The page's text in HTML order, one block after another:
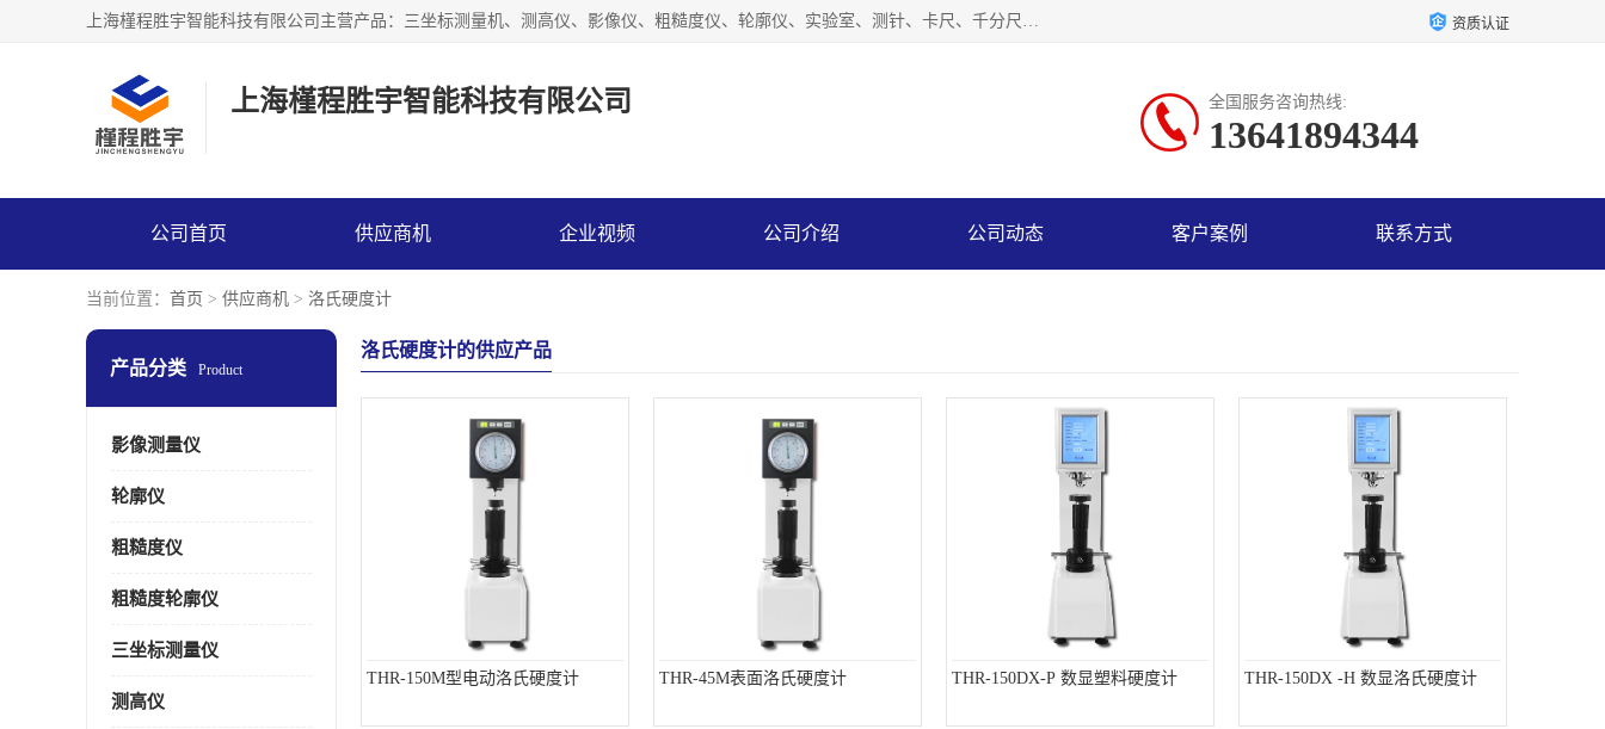
上海槿程胜宇智能科技有限公司主营产品：三坐标测量机、测高仪、影像仪、粗糙度仪、轮廓仪、实验室、测针、卡尺、千分尺、硬度计、三坐标夹具、量规、螺纹规、大理石平台、杠杆表。 资质认证
上海槿程胜宇智能科技有限公司 全国服务咨询热线:
13641894344
公司首页 供应商机 企业视频 公司介绍 公司动态 客户案例 联系方式
当前位置： 首页 > 供应商机 > 洛氏硬度计
产品分类 Product
影像测量仪
轮廓仪
粗糙度仪
粗糙度轮廓仪
三坐标测量仪
测高仪
洛氏硬度计的供应产品
THR-150M型电动洛氏硬度计 THR-45M表面洛氏硬度计 THR-150DX-P 数显塑料硬度计 THR-150DX -H 数显洛氏硬度计